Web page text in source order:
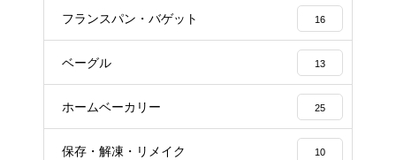
フランスパン・バゲット 16
ベーグル 13
ホームベーカリー 25
保存・解凍・リメイク 10